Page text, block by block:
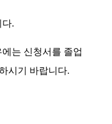
다.
는 신청서를 졸업
시기 바랍니다.